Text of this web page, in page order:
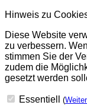
Hinweis zu
Diese Website
zu verbessern.
stimmen Sie der
zudem die
gesetzt werden
Essentiell (